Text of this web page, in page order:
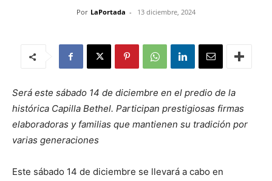
Por LaPortada - 13 diciembre, 2024
Será este sábado 14 de diciembre en el predio de la
histórica Capilla Bethel. Participan prestigiosas firmas
elaboradoras y familias que mantienen su tradición por
varias generaciones
Este sábado 14 de diciembre se llevará a cabo en